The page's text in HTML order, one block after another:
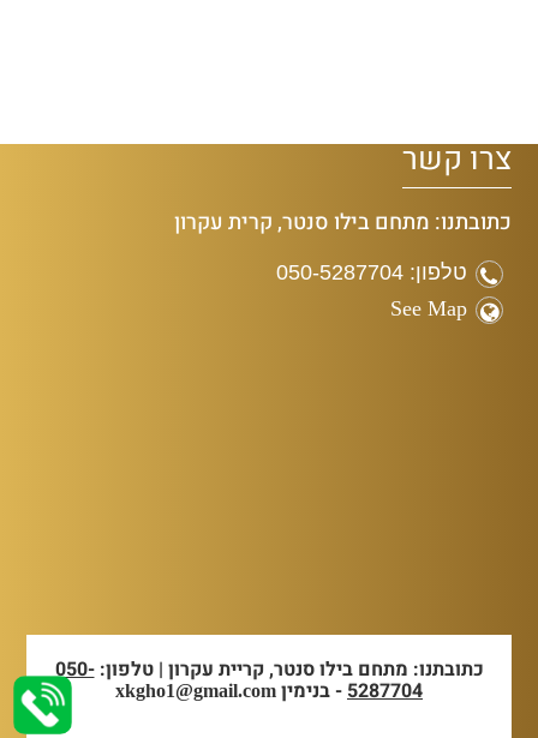
צרו קשר
כתובתנו: מתחם בילו סנטר, קרית עקרון
טלפון: 050-5287704
See Map
כתובתנו: מתחם בילו סנטר, קריית עקרון | טלפון:050-
5287704- בנימין xkgho1@gmail.com